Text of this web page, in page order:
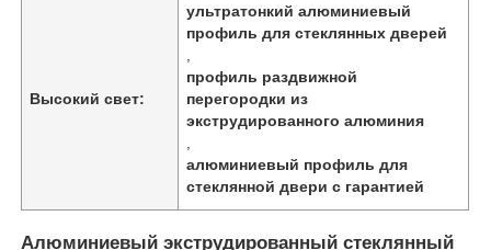
Высокий свет:
ультратонкий алюминиевый
профиль для стеклянных дверей
профиль раздвижной
перегородки из
экструдированного алюминия
алюминиевый профиль для
стеклянной двери с гарантией
Алюминиевый экструдированный стеклянный